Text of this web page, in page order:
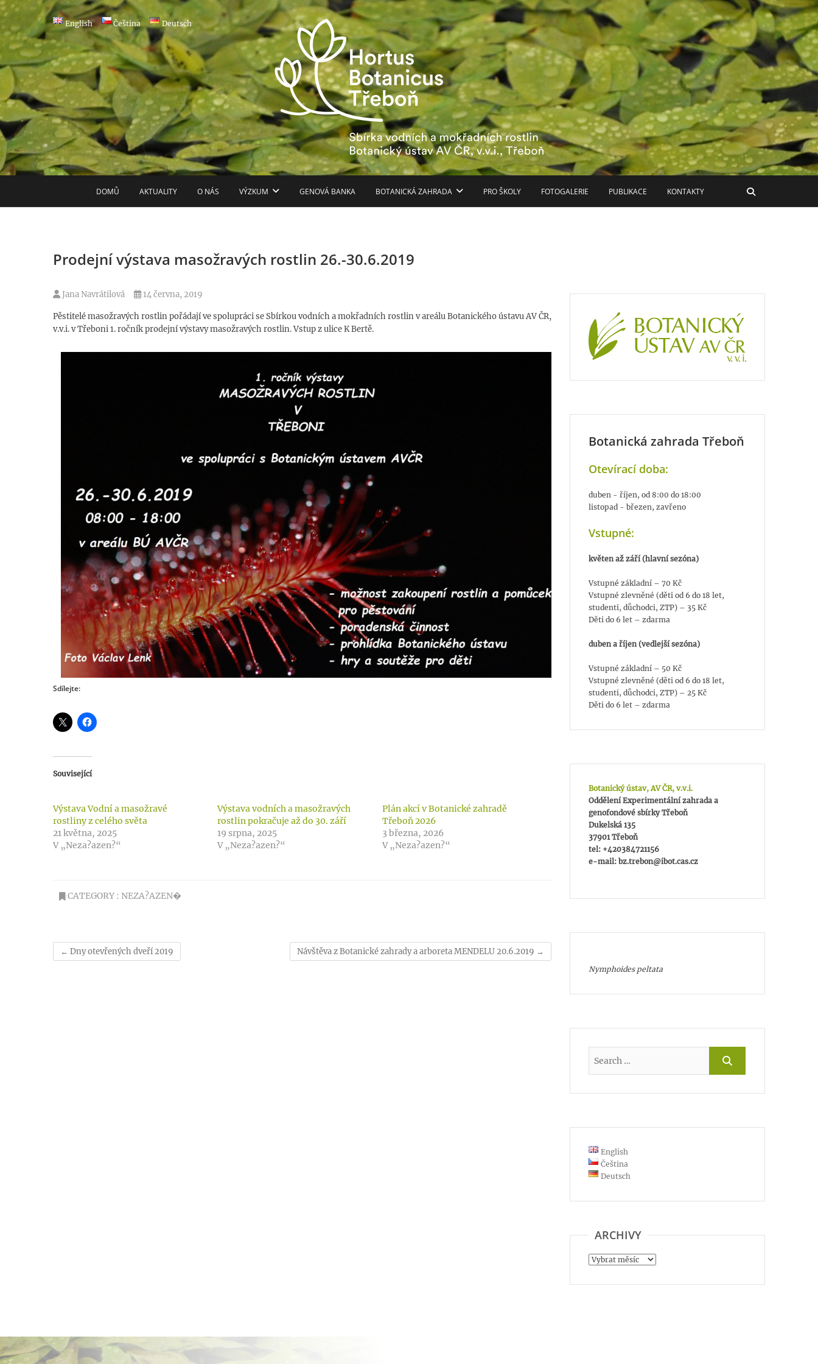
Skip
to
content
English Čeština Deutsch
Hortus Botanicus Třeboň
DOMŮ AKTUALITY O NÁS VÝZKUM GENOVÁ BANKA BOTANICKÁ ZAHRADA PRO ŠKOLY FOTOGALERIE PUBLIKACE KONTAKTY
Prodejní výstava masožravých rostlin 26.-30.6.2019
Jana Navrátilová 14 června, 2019
Pěstitelé masožravých rostlin pořádají ve spolupráci se Sbírkou vodních a mokřadních rostlin v areálu Botanického ústavu AV ČR,
v.v.i. v Třeboni 1. ročník prodejní výstavy masožravých rostlin. Vstup z ulice K Bertě.
Sdílejte:
Související
Výstava Vodní a masožravé
rostliny z celého světa
21 května, 2025
V „Neza?azen?“
Výstava vodních a masožravých
rostlin pokračuje až do 30. září
19 srpna, 2025
V „Neza?azen?“
Plán akcí v Botanické zahradě
Třeboň 2026
3 března, 2026
V „Neza?azen?“
CATEGORY : NEZA?AZEN�
← Dny otevřených dveří 2019 Návštěva z Botanické zahrady a arboreta MENDELU 20.6.2019 →
Botanická zahrada Třeboň
Otevírací doba:
duben - říjen, od 8:00 do 18:00
listopad - březen, zavřeno
Vstupné:
květen až září (hlavní sezóna)
Vstupné základní – 70 Kč
Vstupné zlevněné (děti od 6 do 18 let,
studenti, důchodci, ZTP) – 35 Kč
Děti do 6 let – zdarma
duben a říjen (vedlejší sezóna)
Vstupné základní – 50 Kč
Vstupné zlevněné (děti od 6 do 18 let,
studenti, důchodci, ZTP) – 25 Kč
Děti do 6 let – zdarma
Botanický ústav, AV ČR, v.v.i.
Oddělení Experimentální zahrada a
genofondové sbírky Třeboň
Dukelská 135
37901 Třeboň
tel: +420384721156
e-mail: bz.trebon@ibot.cas.cz
Nymphoides peltata
English
Čeština
Deutsch
ARCHIVY
Archivy